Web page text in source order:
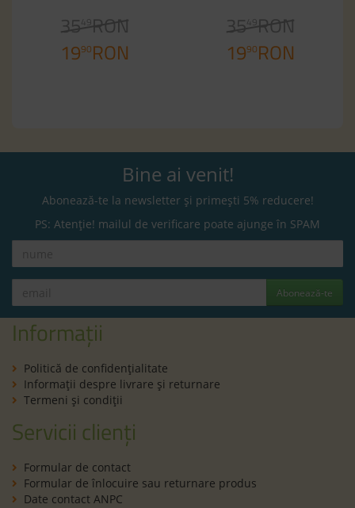
35 49
RON
1990RON
35 49
RON
1990RON
Bine ai venit!
Abonează-te la newsletter și primești 5% reducere!
PS: Atenție! mailul de verificare poate ajunge în SPAM
Abonează-te
Informații
Politică de confidenţialitate
Informaţii despre livrare și returnare
Termeni şi condiţii
Servicii clienți
Formular de contact
Formular de înlocuire sau returnare produs
Date contact ANPC